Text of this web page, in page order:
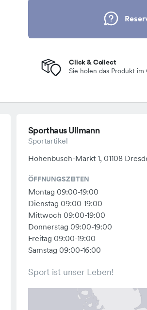
Click & Collect
Sie holen das Produkt
Sporthaus Ullmann
Sportartikel
Hohenbusch-Markt 1, 01108
ÖFFNUNGSZEITEN
Montag 09:00-19:00
Dienstag 09:00-19:00
Mittwoch 09:00-19:00
Donnerstag 09:00-19:00
Freitag 09:00-19:00
Samstag 09:00-16:00
Sport ist unser Leben!